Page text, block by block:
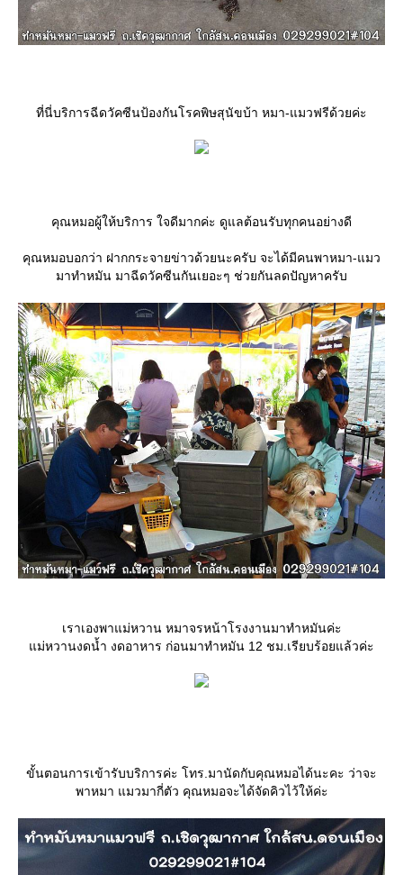
ที่นี่บริการฉีดวัคซีนป้องกันโรคพิษสุนัขบ้า หมา-แมวฟรีด้วยค่ะ
คุณหมอผู้ให้บริการ ใจดีมากค่ะ ดูแลต้อนรับทุกคนอย่างดี
คุณหมอบอกว่า ฝากกระจายข่าวด้วยนะครับ จะได้มีคนพาหมา-แมว
มาทำหมัน มาฉีดวัคซีนกันเยอะๆ ช่วยกันลดปัญหาครับ
เราเองพาแม่หวาน หมาจรหน้าโรงงานมาทำหมันค่ะ
ม่หวานงดน้ำ งดอาหาร ก่อนมาทำหมัน 12 ชม.เรียบร้อยแล้วค่ะ
ขั้นตอนการเข้ารับบริการค่ะ โทร.มานัดกับคุณหมอได้นะคะ ว่าจะ
พาหมา แมวมากี่ตัว คุณหมอจะได้จัดคิวไว้ให้ค่ะ